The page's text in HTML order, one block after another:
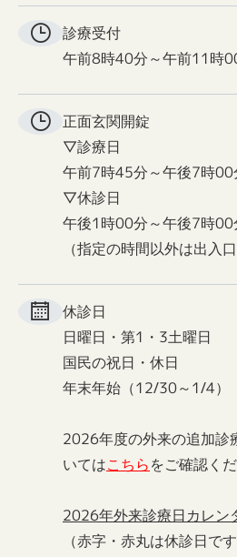
診療受付
午前8時40分～午前11時
正面玄関開錠
▽診療日
午前7時45分～午後7時00
▽休診日
午後1時00分～午後7時00
（指定の時間以外は出入口
休診日
日曜日・第1・3土曜日
国民の祝日・休日
年末年始（12/30～1/4）
2026年度の外来の追加診
いてはこちらをご確認くだ
2026年外来診療日カレン
（赤字・赤丸は休診日です